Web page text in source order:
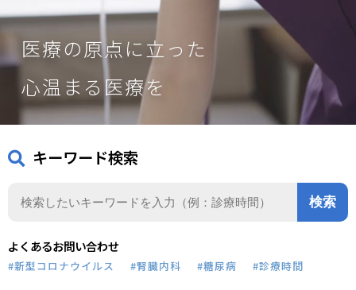
医療の原点に立った
心温まる医療を
キーワード検索
索:
よくあるお問い合わせ
#新型コロナウイルス #腎臓内科 #糖尿病 #診療時間